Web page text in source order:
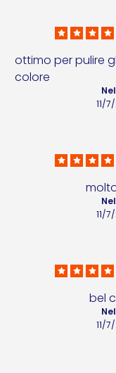
ottimo per pulire
colore
11/
11/
bel
11/